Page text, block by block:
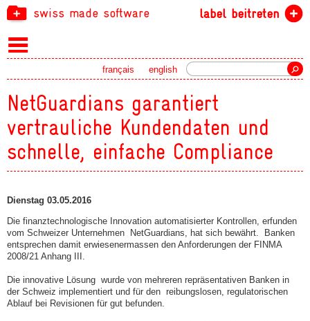
swiss made software label beitreten
english
français
NetGuardians garantiert
vertrauliche Kundendaten und
schnelle, einfache Compliance
Dienstag 03.05.2016
Die finanztechnologische Innovation automatisierter Kontrollen, erfunden
vom Schweizer Unternehmen NetGuardians, hat sich bewährt. Banken
entsprechen damit erwiesenermassen den Anforderungen der FINMA
2008/21 Anhang III.
Die innovative Lösung wurde von mehreren repräsentativen Banken in
der Schweiz implementiert und für den reibungslosen, regulatorischen
Ablauf bei Revisionen für gut befunden.